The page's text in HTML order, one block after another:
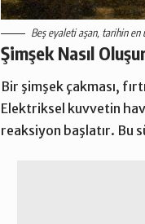
Beş eyaleti aşan, tarihin en
Şimşek Nasıl
Bir şimşek çakması,
Elektriksel kuvvetin
reaksiyon başlatır. Bu